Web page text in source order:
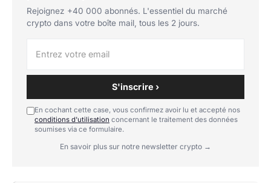
Rejoignez +40 000 abonnés. L'essentiel du marché
crypto dans votre boîte mail, tous les 2 jours.
S'inscrire ›
En cochant cette case, vous confirmez avoir lu et accepté nos
conditions d'utilisation concernant le traitement des données
soumises via ce formulaire.
En savoir plus sur notre newsletter crypto →